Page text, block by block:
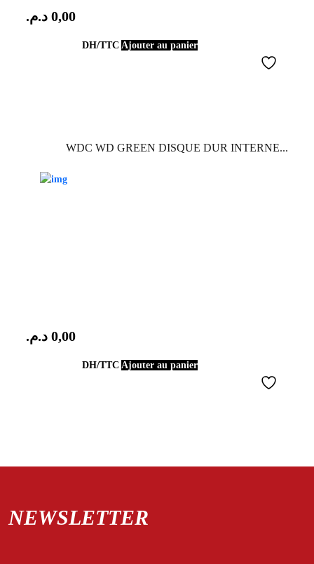
0,00 د.م.
DH/TTC Ajouter au panier
WDC WD GREEN DISQUE DUR INTERNE...
0,00 د.م.
DH/TTC Ajouter au panier
NEWSLETTER